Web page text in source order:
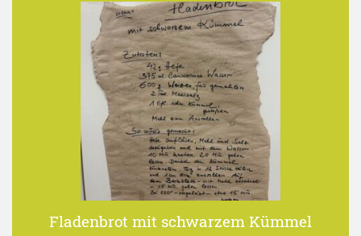
Fladenbrot mit schwarzem Kümmel